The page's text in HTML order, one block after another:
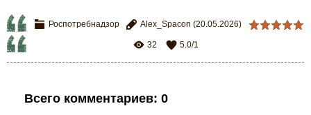
Роспотребнадзор Alex_Spacon (20.05.2026)
32 5.0/1
Всего комментариев: 0